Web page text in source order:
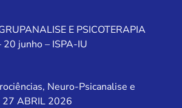
E PSICOTERAPIA
20 junho – ISPA-IU
Neuro-Psicanalise e
27 ABRIL 2026